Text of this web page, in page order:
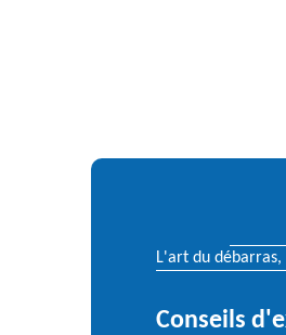
L'art du débarras,
Conseils